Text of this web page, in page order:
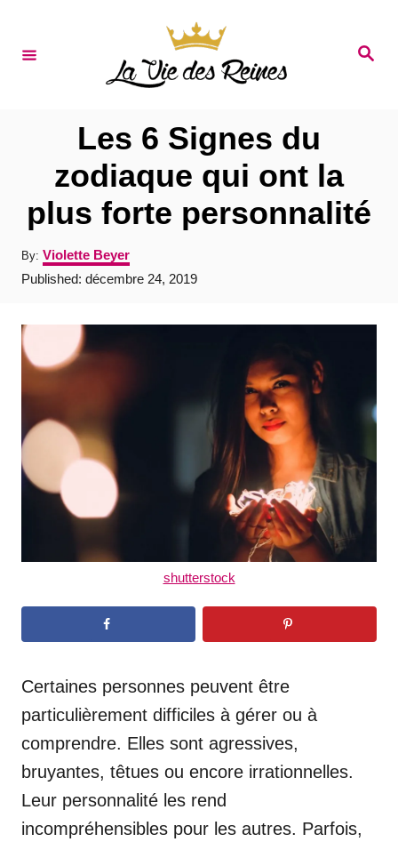
S
Les 6 Signes du
zodiaque qui ont la
plus forte personnalité
By: A
u
t
o
Violette Beyer
P
t
e
d
Published: décembre 24, 2019
shutterstock
Certaines personnes peuvent être
particulièrement difficiles à gérer ou à
comprendre. Elles sont agressives,
bruyantes, têtues ou encore irrationnelles.
Leur personnalité les rend
incompréhensibles pour les autres. Parfois,